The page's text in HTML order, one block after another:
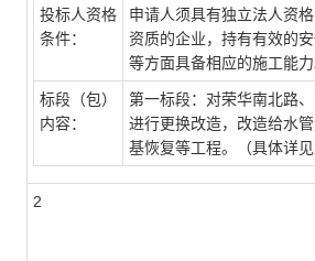
投标人资格
条件：
申请人须具有独立法人资
资质的企业，持有有效的
等方面具备相应的施工能
标段（包）
内容：
第一标段：对荣华南北路
进行更换改造，改造给水
基恢复等工程。（具体详见
2